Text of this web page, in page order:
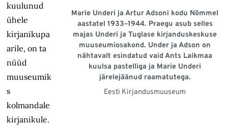
Marie Underi ja Artur Adsoni kodu Nõmmel
aastatel 1933–1944. Praegu asub selles
majas Underi ja Tuglase kirjanduskeskuse
muuseumiosakond. Under ja Adson on
nähtavalt esindatud vaid Ants Laikmaa
kuulsa pastelliga ja Marie Underi
järelejäänud raamatutega.
Eesti Kirjandusmuuseum
kuulunud
ühele
kirjanikupa
arile, on ta
nüüd
muuseumik
s
kolmandale
kirjanikule.